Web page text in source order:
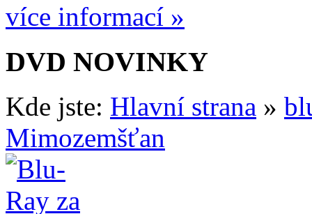
více informací »
DVD NOVINKY
Kde jste: Hlavní strana »
Mimozemšťan